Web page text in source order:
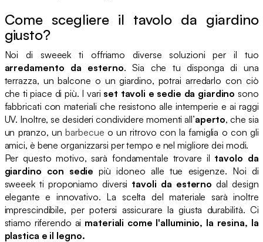
Come scegliere il tavolo da giardino
giusto?
Noi di sweeek ti offriamo diverse soluzioni per il tuo
arredamento da esterno. Sia che tu disponga di una
terrazza, un balcone o un giardino, potrai arredarlo con ciò
che ti piace di più. I vari set tavoli e sedie da giardino sono
fabbricati con materiali che resistono alle intemperie e ai raggi
UV. Inoltre, se desideri condividere momenti all’aperto, che sia
un pranzo, unbarbecue o un ritrovo con la famiglia o con gli
amici, è bene organizzarsi per tempo e nel migliore dei modi.
Per questo motivo, sarà fondamentale trovare il tavolo da
giardino con sedie più idoneo alle tue esigenze. Noi di
sweeek ti proponiamo diversi tavoli da esterno dal design
elegante e innovativo. La scelta del materiale sarà inoltre
imprescindibile, per potersi assicurare la giusta durabilità. Ci
stiamo riferendo ai materiali come l'alluminio, la resina, la
plastica e il legno.